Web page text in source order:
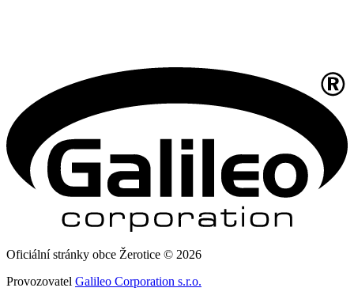
Oficiální stránky obce Žerotice © 2026
Provozovatel Galileo Corporation s.r.o.